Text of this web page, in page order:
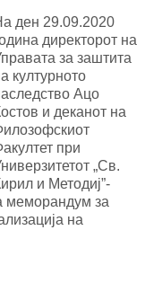
ден 29.09.2020
директорот на
за заштита
културното
Ацо
и деканот на
при
„Св.
и Методиј”-
меморандум за
на